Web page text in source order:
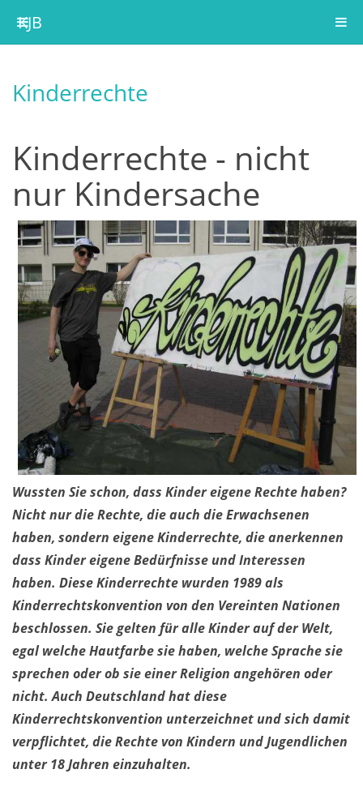
KJB
Kinderrechte
Kinderrechte - nicht
nur Kindersache
Wussten Sie schon, dass Kinder eigene Rechte haben?
Nicht nur die Rechte, die auch die Erwachsenen
haben, sondern eigene Kinderrechte, die anerkennen
dass Kinder eigene Bedürfnisse und Interessen
haben. Diese Kinderrechte wurden 1989 als
Kinderrechtskonvention von den Vereinten Nationen
beschlossen. Sie gelten für alle Kinder auf der Welt,
egal welche Hautfarbe sie haben, welche Sprache sie
sprechen oder ob sie einer Religion angehören oder
nicht. Auch Deutschland hat diese
Kinderrechtskonvention unterzeichnet und sich damit
verpflichtet, die Rechte von Kindern und Jugendlichen
unter 18 Jahren einzuhalten.